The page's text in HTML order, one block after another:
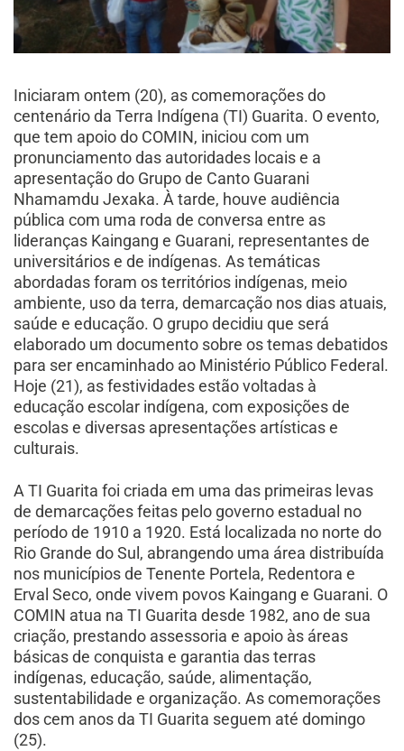
Iniciaram ontem (20), as comemorações do
centenário da Terra Indígena (TI) Guarita. O evento,
que tem apoio do COMIN, iniciou com um
pronunciamento das autoridades locais e a
apresentação do Grupo de Canto Guarani
Nhamamdu Jexaka. À tarde, houve audiência
pública com uma roda de conversa entre as
lideranças Kaingang e Guarani, representantes de
universitários e de indígenas. As temáticas
abordadas foram os territórios indígenas, meio
ambiente, uso da terra, demarcação nos dias atuais,
saúde e educação. O grupo decidiu que será
elaborado um documento sobre os temas debatidos
para ser encaminhado ao Ministério Público Federal.
Hoje (21), as festividades estão voltadas à
educação escolar indígena, com exposições de
escolas e diversas apresentações artísticas e
culturais.
A TI Guarita foi criada em uma das primeiras levas
de demarcações feitas pelo governo estadual no
período de 1910 a 1920. Está localizada no norte do
Rio Grande do Sul, abrangendo uma área distribuída
nos municípios de Tenente Portela, Redentora e
Erval Seco, onde vivem povos Kaingang e Guarani. O
COMIN atua na TI Guarita desde 1982, ano de sua
criação, prestando assessoria e apoio às áreas
básicas de conquista e garantia das terras
indígenas, educação, saúde, alimentação,
sustentabilidade e organização. As comemorações
dos cem anos da TI Guarita seguem até domingo
(25).